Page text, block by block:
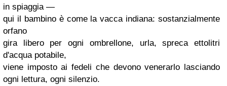
in spiaggia —
qui il bambino è come la vacca indiana: sostanzialmente
orfano
gira libero per ogni ombrellone, urla, spreca ettolitri
d'acqua potabile,
viene imposto ai fedeli che devonovenerarlo lasciando
ogni lettura, ogni silenzio.